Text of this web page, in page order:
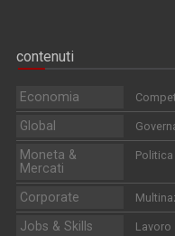
contenuti
Economia
Global
Moneta &
Mercati
Corporate
Jobs & Skills Lavoro